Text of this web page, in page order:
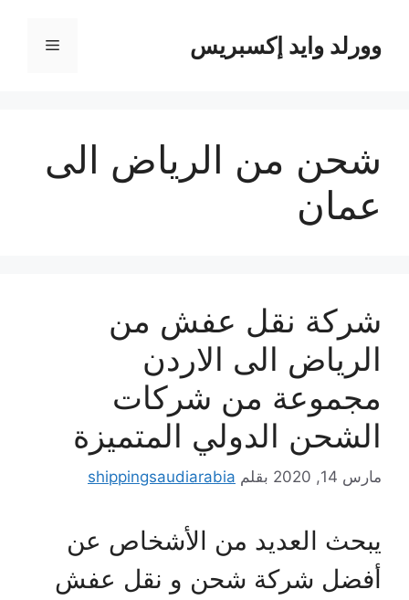
المحتوىوورلد وايد إكسبريس القائمة
شحن من الرياض الى
عمان
شركة نقل عفش من
الرياض الى الاردن
مجموعة من شركات
الشحن الدولي المتميزة
مارس 14, 2020 بقلم shippingsaudiarabia
يبحث العديد من الأشخاص عن
أفضل شركة شحن و نقل عفش